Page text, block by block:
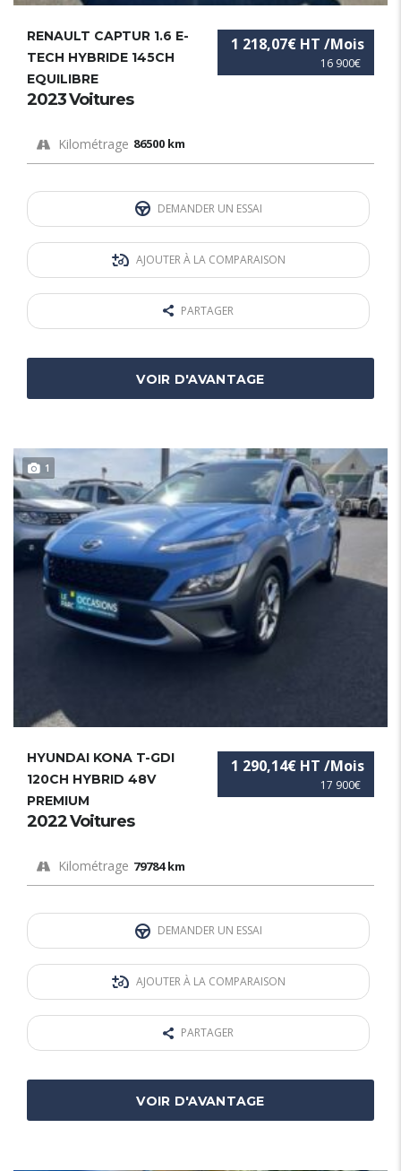
16 900€
1 218,07€ HT /Mois
RENAULT CAPTUR 1.6 E-
TECH HYBRIDE 145CH
EQUILIBRE
2023 Voitures
Kilométrage 86500 km
DEMANDER UN ESSAI
AJOUTER À LA COMPARAISON
PARTAGER
VOIR D'AVANTAGE
1
17 900€
1 290,14€ HT /Mois
HYUNDAI KONA T-GDI
120CH HYBRID 48V
PREMIUM
2022 Voitures
Kilométrage 79784 km
DEMANDER UN ESSAI
AJOUTER À LA COMPARAISON
PARTAGER
VOIR D'AVANTAGE